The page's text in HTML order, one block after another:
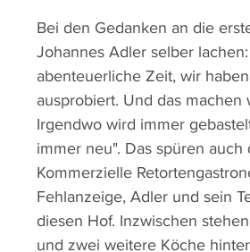
Bei den Gedanken an die
Johannes Adler selber
abenteuerliche Zeit, wir
ausprobiert. Und das machen
Irgendwo wird immer
immer neu". Das spüren auch
Kommerzielle
Fehlanzeige, Adler und sein
diesen Hof. Inzwischen
und zwei weitere Köche